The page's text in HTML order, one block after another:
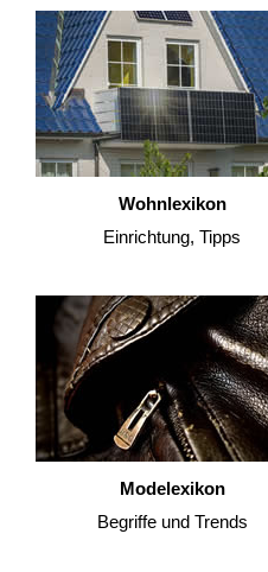
Wohnlexikon
Einrichtung, Tipps
Modelexikon
Begriffe und Trends